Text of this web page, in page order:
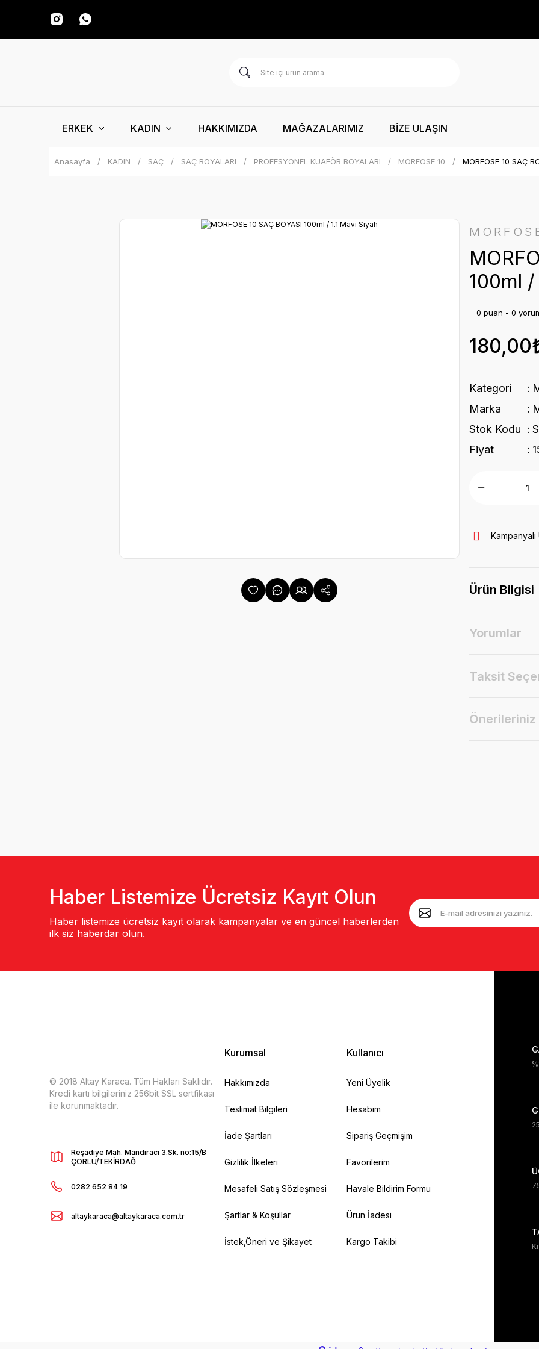
ERKEK KADIN HAKKIMIZDA MAĞAZALARIMIZ BİZE ULAŞIN
Anasayfa KADIN SAÇ SAÇ BOYALARI PROFESYONEL KUAFÖR BOYALARI MORFOSE 10 MORFOSE 10 SAÇ
100ml /
0 puan - 0
Kategori
Marka
Stok Kodu
Fiyat
Kampanyalı
Ürün Bilgisi
Yorumlar
Taksit
Önerileriniz
Haber Listemize Ücretsiz Kayıt Olun
Haber listemize ücretsiz kayıt olarak kampanyalar ve en güncel haberlerden
ilk siz haberdar olun.
© 2018 Altay Karaca. Tüm Hakları Saklıdır.
Kredi kartı bilgileriniz 256bit SSL sertfikası
ile korunmaktadır.
Reşadiye Mah. Mandıracı 3.Sk. no:15/B
ÇORLU/TEKİRDAĞ
0282 652 84 19
altaykaraca@altaykaraca.com.tr
Kurumsal
Hakkımızda
Teslimat Bilgileri
İade Şartları
Gizlilik İlkeleri
Mesafeli Satış Sözleşmesi
Şartlar & Koşullar
İstek,Öneri ve Şikayet
Kullanıcı
Yeni Üyelik
Hesabım
Sipariş Geçmişim
Favorilerim
Havale Bildirim Formu
Ürün İadesi
Kargo Takibi